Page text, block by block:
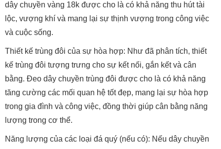
dây chuyền vàng 18k được cho là có khả năng thu hút tài
lộc, vượng khí và mang lại sự thịnh vượng trong công việc
và cuộc sống.
Thiết kế trùng đôi của sự hòa hợp: Như đã phân tích, thiết
kế trùng đôi tượng trưng cho sự kết nối, gắn kết và cân
bằng. Đeo dây chuyền trùng đôi được cho là có khả năng
tăng cường các mối quan hệ tốt đẹp, mang lại sự hòa hợp
trong gia đình và công việc, đồng thời giúp cân bằng năng
lượng trong cơ thể.
Năng lượng của các loại đá quý (nếu có): Nếu dây chuyền